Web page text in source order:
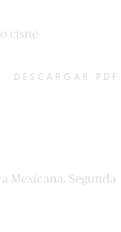
cisne
DESCARGAR PDF
Mexicana. Segunda